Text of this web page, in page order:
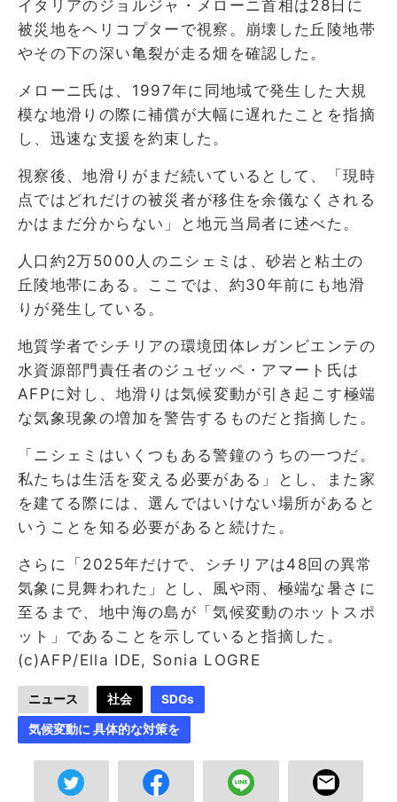
イタリアのジョルジャ・メローニ首相は28日に
被災地をヘリコプターで視察。崩壊した丘陵地帯
やその下の深い亀裂が走る畑を確認した。
メローニ氏は、1997年に同地域で発生した大規
模な地滑りの際に補償が大幅に遅れたことを指摘
し、迅速な支援を約束した。
視察後、地滑りがまだ続いているとして、「現時
点ではどれだけの被災者が移住を余儀なくされる
かはまだ分からない」と地元当局者に述べた。
人口約2万5000人のニシェミは、砂岩と粘土の
丘陵地帯にある。ここでは、約30年前にも地滑
りが発生している。
地質学者でシチリアの環境団体レガンビエンテの
水資源部門責任者のジュゼッペ・アマート氏は
AFPに対し、地滑りは気候変動が引き起こす極端
な気象現象の増加を警告するものだと指摘した。
「ニシェミはいくつもある警鐘のうちの一つだ。
私たちは生活を変える必要がある」とし、また家
を建てる際には、選んではいけない場所があると
いうことを知る必要があると続けた。
さらに「2025年だけで、シチリアは48回の異常
気象に見舞われた」とし、風や雨、極端な暑さに
至るまで、地中海の島が「気候変動のホットスポ
ット」であることを示していると指摘した。
(c)AFP/Ella IDE, Sonia LOGRE
ニュース 社会 SDGs
気候変動に 具体的な対策を